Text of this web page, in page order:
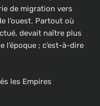
de migration vers
l’ouest. Partout où
devait naître plus
; c’est-à-dire
les Empires